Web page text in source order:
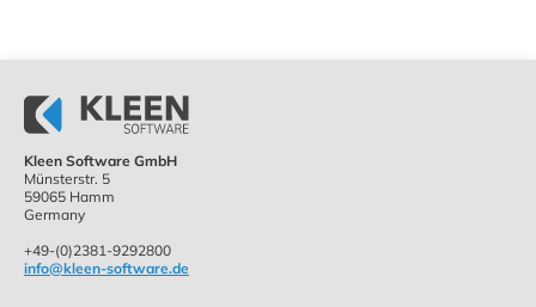
Kleen Software GmbH
Münsterstr. 5
59065 Hamm
Germany
+49-(0)2381-9292800
info@kleen-software.de